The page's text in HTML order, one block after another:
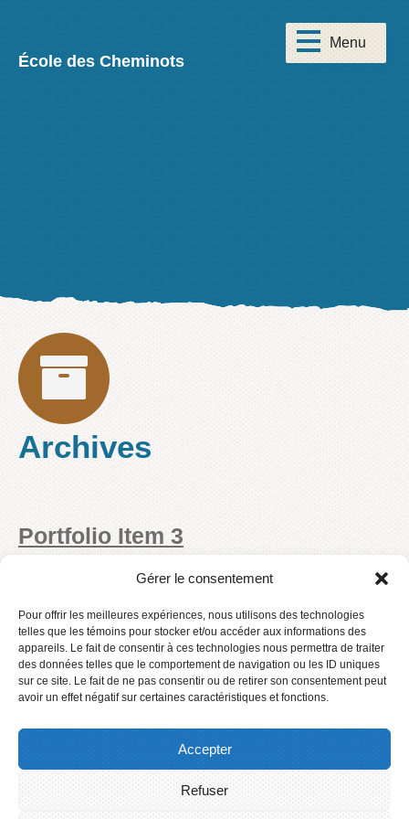
Gérer le consentement
Pour offrir les meilleures expériences, nous utilisons des technologies
telles que les témoins pour stocker et/ou accéder aux informations des
appareils. Le fait de consentir à ces technologies nous permettra de traiter
des données telles que le comportement de navigation ou les ID uniques
sur ce site. Le fait de ne pas consentir ou de retirer son consentement peut
avoir un effet négatif sur certaines caractéristiques et fonctions.
Accepter
Refuser
École des Cheminots
Archives
Portfolio Item 3
Portfolio Item 2